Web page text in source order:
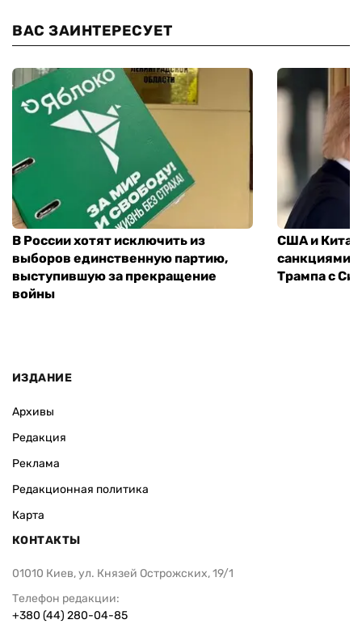
ВАС ЗАИНТЕРЕСУЕТ
В России хотят исключить из
выборов единственную партию,
выступившую за прекращение
войны
США и
санкциями:
Трампа с Си
ИЗДАНИЕ
Архивы
Редакция
Реклама
Редакционная политика
Карта
КОНТАКТЫ
01010 Киев, ул. Князей Острожских, 19/1
Телефон редакции:
+380 (44) 280-04-85